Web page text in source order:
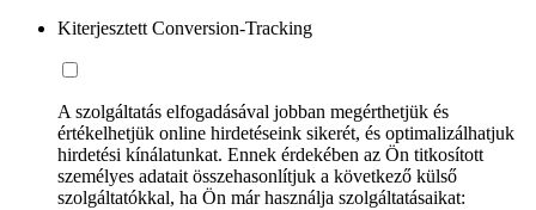
Kiterjesztett Conversion-Tracking
A szolgáltatás elfogadásával jobban megérthetjük és
értékelhetjük online hirdetéseink sikerét, és optimalizálhatjuk
hirdetési kínálatunkat. Ennek érdekében az Ön titkosított
személyes adatait összehasonlítjuk a következő külső
szolgáltatókkal, ha Ön már használja szolgáltatásaikat: